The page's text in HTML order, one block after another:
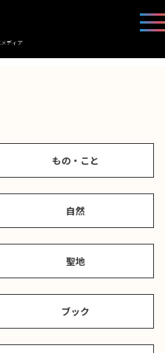
ディア
もの・こと
自然
聖地
ブック